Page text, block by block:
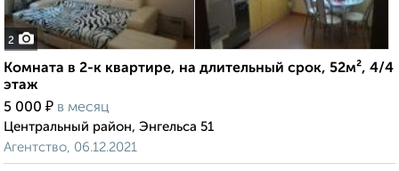
2
Комната в 2-к квартире, на длительный срок, 52м², 4/4
этаж
5 000 ₽ в месяц
Центральный район, Энгельса 51
Агентство, 06.12.2021